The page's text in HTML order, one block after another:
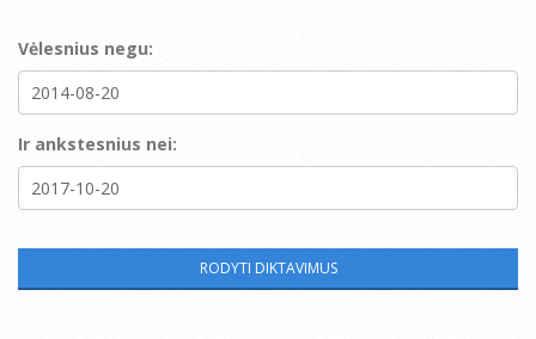
Vėlesnius negu:
Ir ankstesnius nei: